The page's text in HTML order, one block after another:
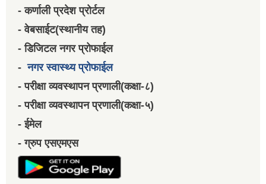
- कर्णाली प्रदेश प्रोर्टल
- वेबसाईट(स्थानीय तह)
- डिजिटल नगर प्रोफाईल
-नगर स्वास्थ्य प्रोफाईल
- परीक्षा व्यवस्थापन प्रणाली(कक्षा-८)
- परीक्षा व्यवस्थापन प्रणाली(कक्षा-५)
- ईमेल
- ग्रुप एसएमएस